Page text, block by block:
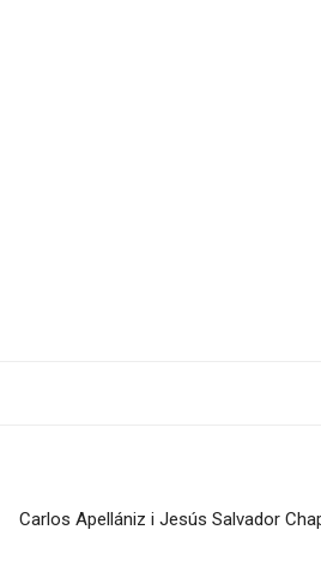
Carlos Apellániz i Jesús Salvador